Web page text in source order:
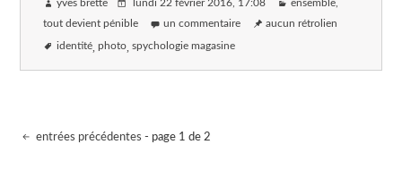
yves brette lundi 22 février 2016, 17:08 ensemble,
tout devient pénible un commentaire aucun rétrolien
identité photo spychologie magasine
entrées précédentes - page 1 de 2